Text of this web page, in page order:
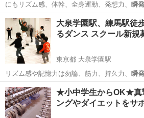
にもリズム感、体幹、全身運動、発想力、 瞬
出来ます♫ インス…
福岡 飯塚市 浦田駅 ブレイクダンス
大泉学園駅、練馬駅徒
るダンス スクール新規
東京都 大泉学園駅
リズム感や記憶力は勿論、筋力、持久力、 瞬
経が養われる全身運動…
東京 練馬区 大泉学園駅 ヒップホ
★小中学生からOK★真
ングやダイエットをサ